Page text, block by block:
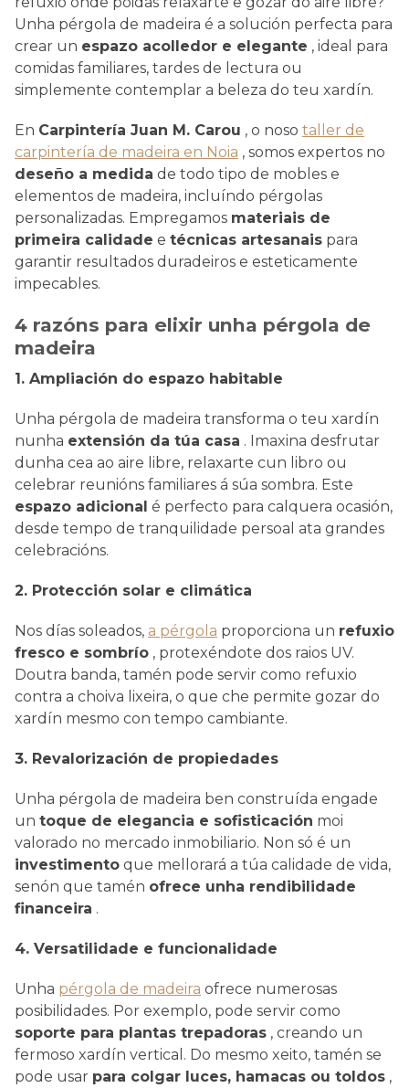
Unha pérgola de madeira é a solución perfecta para
crear un espazo acolledor e elegante , ideal para
comidas familiares, tardes de lectura ou
simplemente contemplar a beleza do teu xardín.
En Carpintería Juan M. Carou , o noso taller de
carpintería de madeira en Noia , somos expertos no
deseño a medida de todo tipo de mobles e
elementos de madeira, incluíndo pérgolas
personalizadas. Empregamos materiais de
primeira calidade e técnicas artesanais para
garantir resultados duradeiros e esteticamente
impecables.
4 razóns para elixir unha pérgola de
madeira
1. Ampliación do espazo habitable
Unha pérgola de madeira transforma o teu xardín
nunha extensión da túa casa . Imaxina desfrutar
dunha cea ao aire libre, relaxarte cun libro ou
celebrar reunións familiares á súa sombra. Este
espazo adicional é perfecto para calquera ocasión,
desde tempo de tranquilidade persoal ata grandes
celebracións.
2. Protección solar e climática
Nos días soleados, a pérgola proporciona un refuxio
fresco e sombrío , protexéndote dos raios UV.
Doutra banda, tamén pode servir como refuxio
contra a choiva lixeira, o que che permite gozar do
xardín mesmo con tempo cambiante.
3. Revalorización de propiedades
Unha pérgola de madeira ben construída engade
un toque de elegancia e sofisticación moi
valorado no mercado inmobiliario. Non só é un
investimento que mellorará a túa calidade de vida,
senón que tamén ofrece unha rendibilidade
financeira .
4. Versatilidade e funcionalidade
Unha pérgola de madeira ofrece numerosas
posibilidades. Por exemplo, pode servir como
soporte para plantas trepadoras , creando un
fermoso xardín vertical. Do mesmo xeito, tamén se
pode usar para colgar luces, hamacas ou toldos ,